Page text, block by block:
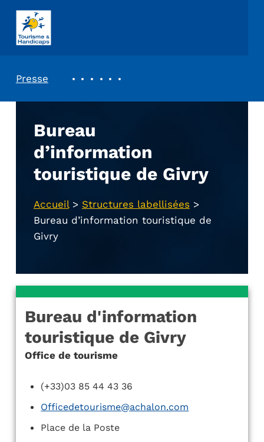
ASSOCIATION TOURISME ET HANDICAPS
Presse
Bureau
d’information
touristique de Givry
Accueil> Structures labellisées >
Bureau d’information touristique de
Givry
Bureau d'information
touristique de Givry
Office de tourisme
(+33)03 85 44 43 36
Officedetourisme@achalon.com
Place de la Poste